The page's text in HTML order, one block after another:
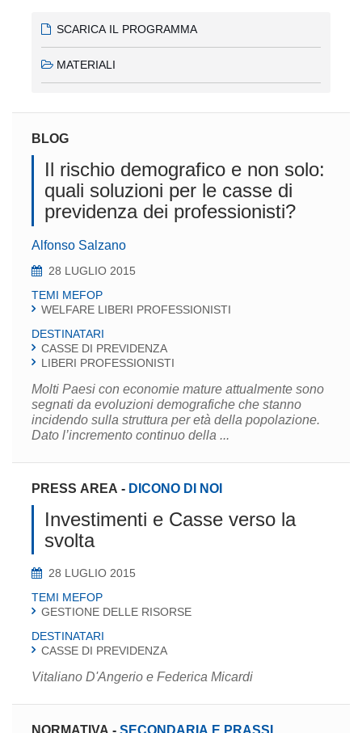
SCARICA IL PROGRAMMA
MATERIALI
BLOG
Il rischio demografico e non solo:
quali soluzioni per le casse di
previdenza dei professionisti?
Alfonso Salzano
28 LUGLIO 2015
TEMI MEFOP
WELFARE LIBERI PROFESSIONISTI
DESTINATARI
CASSE DI PREVIDENZA
LIBERI PROFESSIONISTI
Molti Paesi con economie mature attualmente sono
segnati da evoluzioni demografiche che stanno
incidendo sulla struttura per età della popolazione.
Dato l’incremento continuo della ...
PRESS AREA - DICONO DI NOI
Investimenti e Casse verso la
svolta
28 LUGLIO 2015
TEMI MEFOP
GESTIONE DELLE RISORSE
DESTINATARI
CASSE DI PREVIDENZA
Vitaliano D'Angerio e Federica Micardi